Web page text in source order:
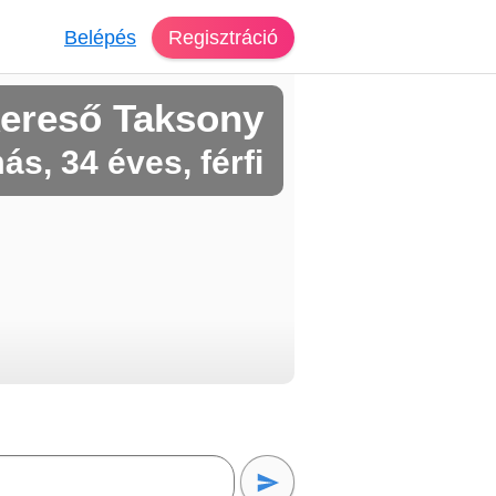
Belépés Regisztráció
Taksony
34 éves, férfi